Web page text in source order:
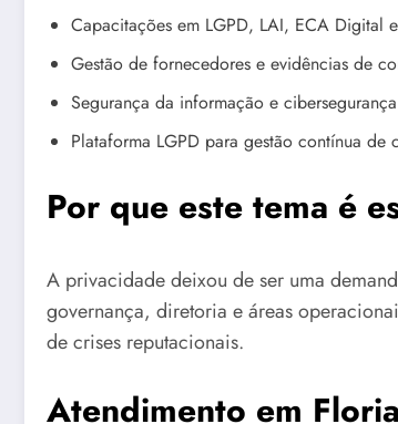
Capacitações em LGPD, LAI, ECA Digital
Gestão de fornecedores e evidências de
Segurança da informação e
Plataforma LGPD para gestão contínua de
Por que este tema é
A privacidade deixou de ser uma
governança, diretoria e áreas
de crises reputacionais.
Atendimento em